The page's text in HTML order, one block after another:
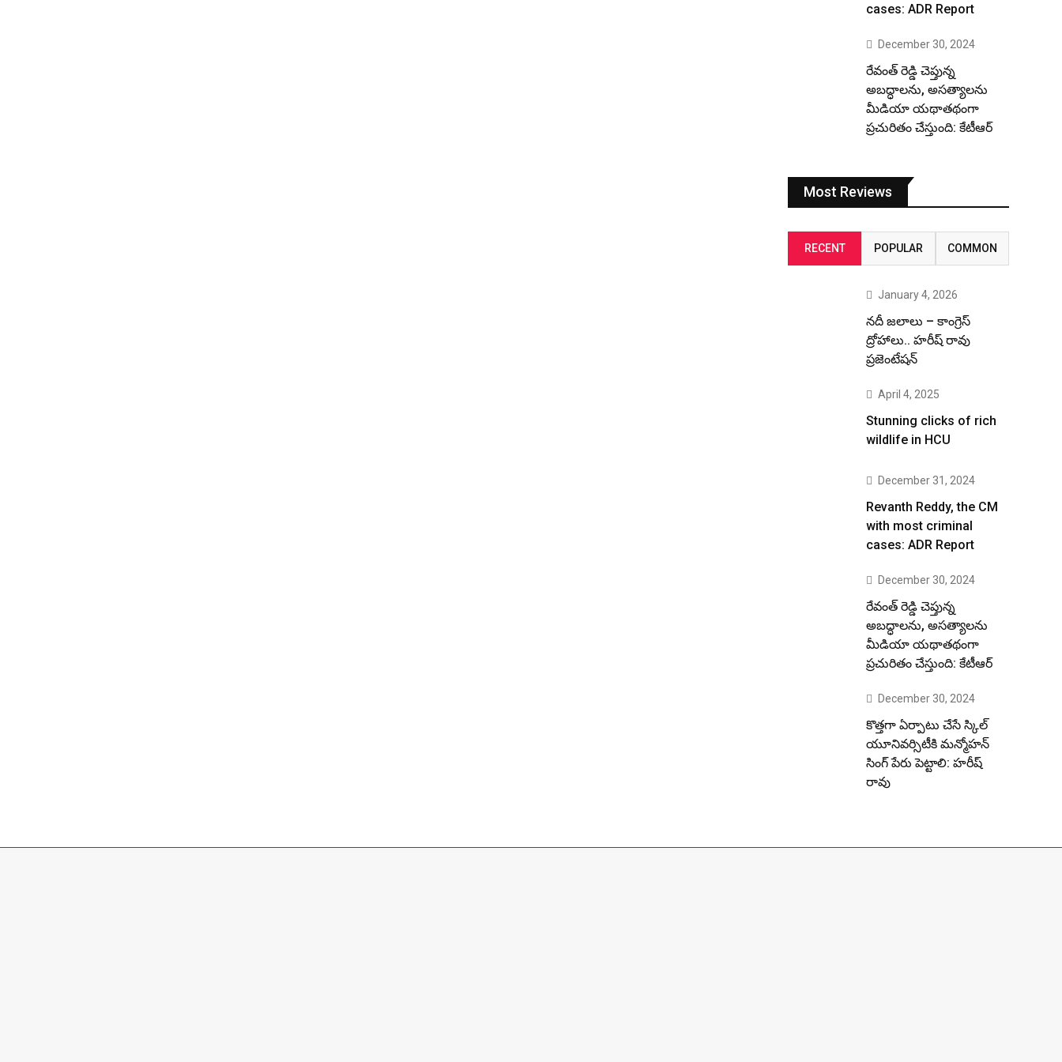
cases: ADR Report
December 30, 2024
రేవంత్ రెడ్డి చెప్తున్న
అబద్ధాలను, అసత్యాలను
మీడియా యథాతథంగా
ప్రచురితం చేస్తుంది: కేటీఆర్
Most Reviews
RECENT POPULAR COMMON
January 4, 2026
నదీ జలాలు – కాంగ్రెస్
ద్రోహాలు.. హరీష్ రావు
ప్రజెంటేషన్
April 4, 2025
Stunning clicks of rich
wildlife in HCU
December 31, 2024
Revanth Reddy, the CM
with most criminal
cases: ADR Report
December 30, 2024
రేవంత్ రెడ్డి చెప్తున్న
అబద్ధాలను, అసత్యాలను
మీడియా యథాతథంగా
ప్రచురితం చేస్తుంది: కేటీఆర్
December 30, 2024
కొత్తగా ఏర్పాటు చేసే స్కిల్
యూనివర్సిటీకి మన్మోహన్
సింగ్ పేరు పెట్టాలి: హరీష్
రావు